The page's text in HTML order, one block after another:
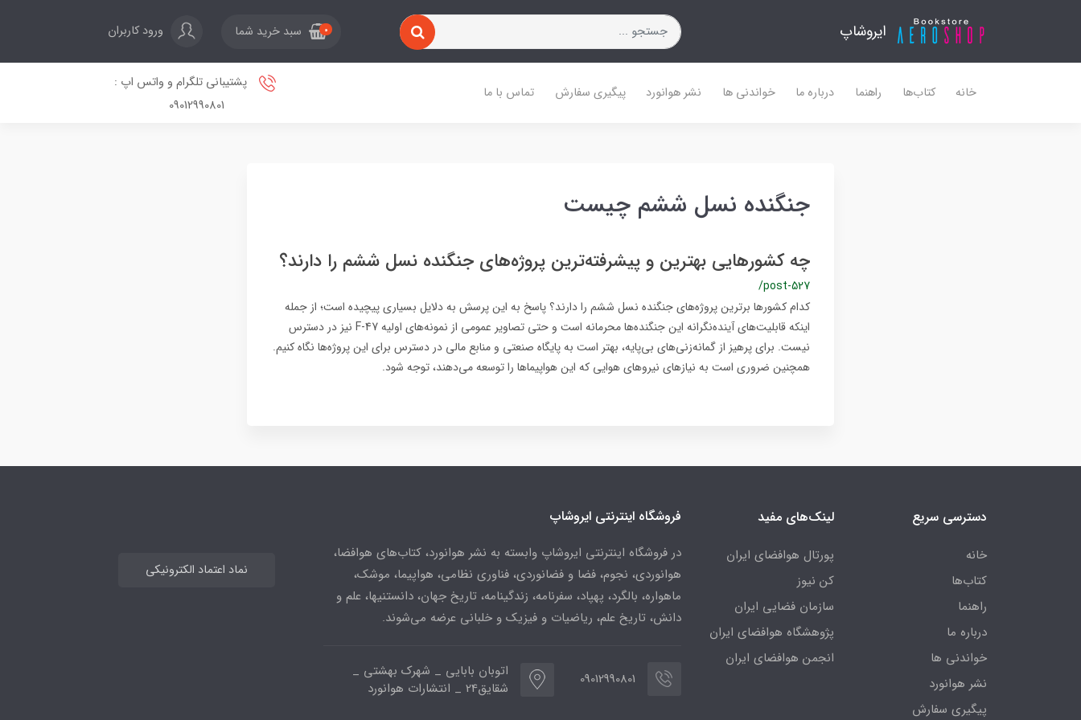
ایروشاپ 0 سبد خرید شما ورود کاربران
خانه کتاب‌ها راهنما درباره ما خواندنی ها نشر هوانورد پیگیری سفارش تماس با ما
پشتیبانی تلگرام و واتس اپ :
09012990801
جنگنده نسل ششم چیست
چه کشورهایی بهترین و پیشرفته‌ترین پروژه‌های جنگنده‌ نسل ششم را دارند؟
/post-527
کدام کشورها برترین پروژه‌های جنگنده نسل ششم را دارند؟ پاسخ به این پرسش به دلایل بسیاری پیچیده است؛ از جمله
اینکه قابلیت‌های آینده‌نگرانه این جنگنده‌ها محرمانه است و حتی تصاویر عمومی از نمونه‌های اولیه F-47 نیز در دسترس
نیست. برای پرهیز از گمانه‌زنی‌های بی‌پایه، بهتر است به پایگاه صنعتی و منابع مالی در دسترس برای این پروژه‌ها نگاه کنیم.
همچنین ضروری است به نیازهای نیروهای هوایی که این هواپیماها را توسعه می‌دهند، توجه شود.
دسترسی سریع
خانه
کتاب‌ها
راهنما
درباره ما
خواندنی ها
نشر هوانورد
پیگیری سفارش
لینک‌های مفید
پورتال هوافضای ایران
کن نیوز
سازمان فضایی ایران
پژوهشگاه هوافضای ایران
انجمن هوافضای ایران
فروشگاه اینترنتی ایروشاپ
در فروشگاه اینترنتی ایروشاپ وابسته به نشر هوانورد، کتاب‌های هوافضا،
هوانوردی، نجوم، فضا و فضانوردی، فناوری نظامی، هواپیما، موشک،
ماهواره، بالگرد، پهپاد، سفرنامه، زندگینامه، تاریخ جهان، دانستنیها، علم و
دانش، تاریخ علم، ریاضیات و فیزیک و خلبانی عرضه می‌شوند.
09012990801
اتوبان بابایی _ شهرک بهشتی _
شقایق24 _ انتشارات هوانورد
نماد اعتماد الکترونیکی